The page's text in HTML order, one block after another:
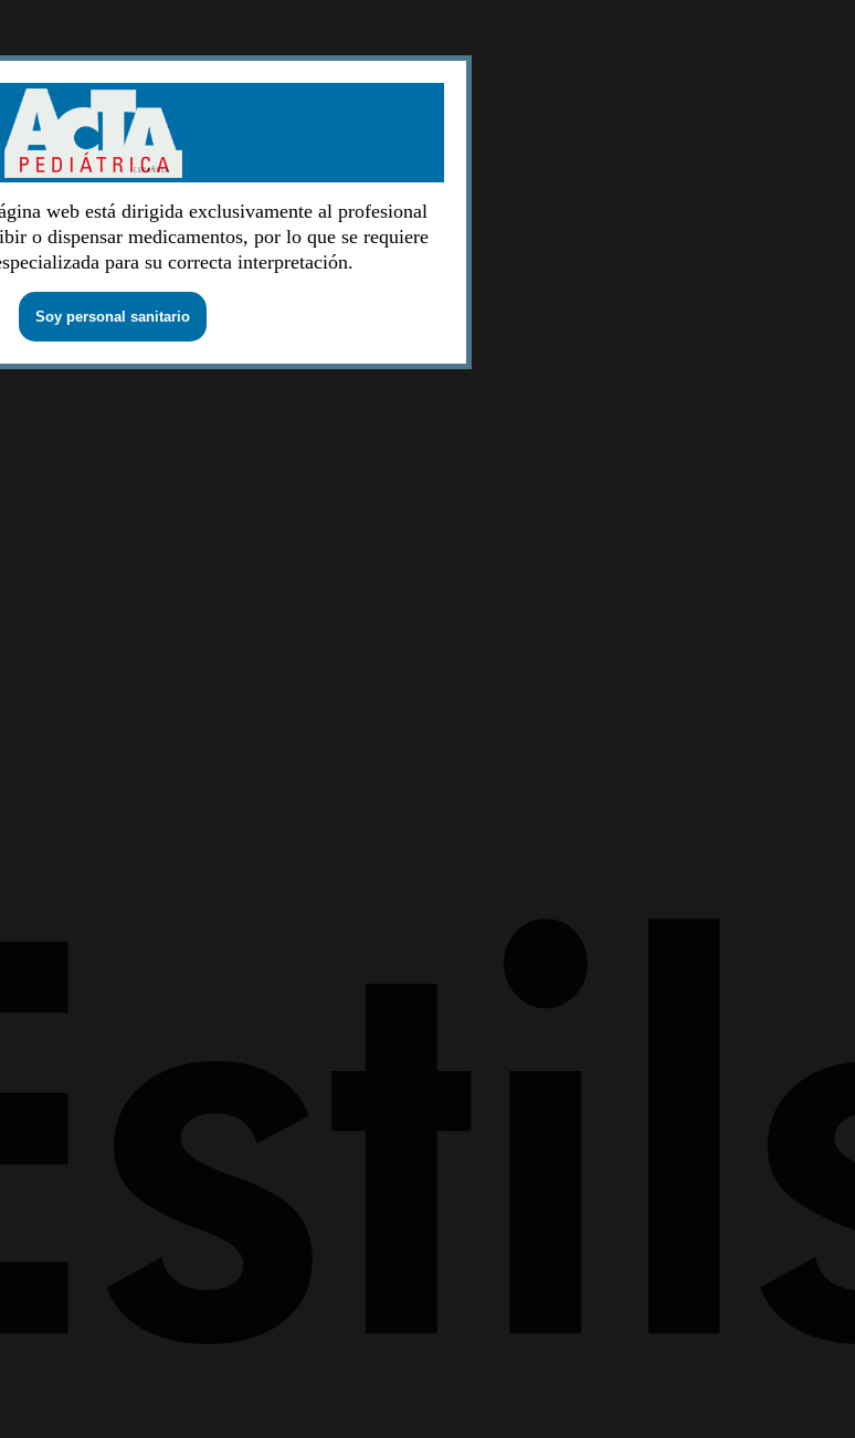
web está dirigida exclusivamente al profesional
o dispensar medicamentos, por lo que se requiere
para su correcta interpretación.
Soy personal sanitario